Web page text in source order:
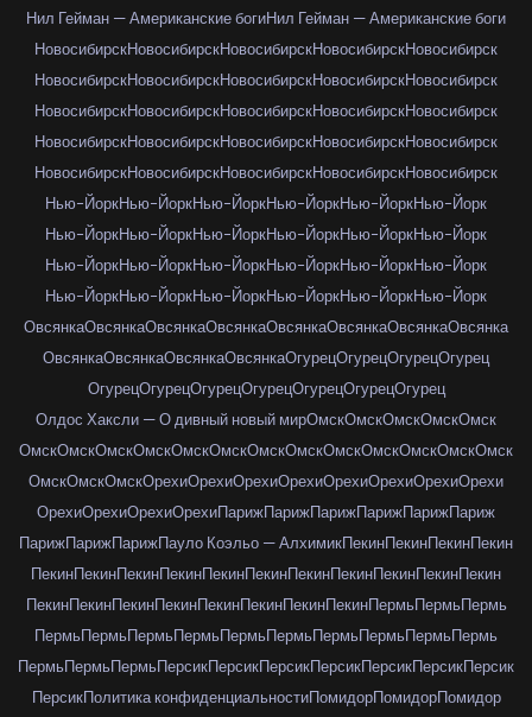
Нил Гейман — Американские богиНил Гейман — Американские боги
НовосибирскНовосибирскНовосибирскНовосибирскНовосибирск
НовосибирскНовосибирскНовосибирскНовосибирскНовосибирск
НовосибирскНовосибирскНовосибирскНовосибирскНовосибирск
НовосибирскНовосибирскНовосибирскНовосибирскНовосибирск
НовосибирскНовосибирскНовосибирскНовосибирскНовосибирск
Нью-ЙоркНью-ЙоркНью-ЙоркНью-ЙоркНью-ЙоркНью-Йорк
Нью-ЙоркНью-ЙоркНью-ЙоркНью-ЙоркНью-ЙоркНью-Йорк
Нью-ЙоркНью-ЙоркНью-ЙоркНью-ЙоркНью-ЙоркНью-Йорк
Нью-ЙоркНью-ЙоркНью-ЙоркНью-ЙоркНью-ЙоркНью-Йорк
ОвсянкаОвсянкаОвсянкаОвсянкаОвсянкаОвсянкаОвсянкаОвсянка
ОвсянкаОвсянкаОвсянкаОвсянкаОгурецОгурецОгурецОгурец
ОгурецОгурецОгурецОгурецОгурецОгурецОгурец
Олдос Хаксли — О дивный новый мирОмскОмскОмскОмскОмск
ОмскОмскОмскОмскОмскОмскОмскОмскОмскОмскОмскОмскОмск
ОмскОмскОмскОрехиОрехиОрехиОрехиОрехиОрехиОрехиОрехи
ОрехиОрехиОрехиОрехиПарижПарижПарижПарижПарижПариж
ПарижПарижПарижПауло Коэльо — АлхимикПекинПекинПекинПекин
ПекинПекинПекинПекинПекинПекинПекинПекинПекинПекинПекин
ПекинПекинПекинПекинПекинПекинПекинПекинПермьПермьПермь
ПермьПермьПермьПермьПермьПермьПермьПермьПермьПермь
ПермьПермьПермьПерсикПерсикПерсикПерсикПерсикПерсикПерсик
ПерсикПолитика конфиденциальностиПомидорПомидорПомидор